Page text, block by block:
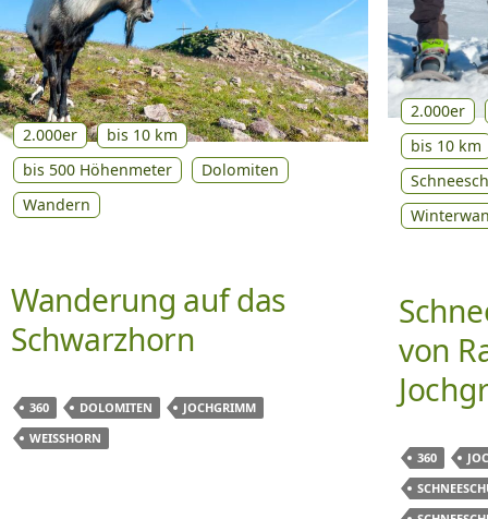
2.000er
bis 10 km
bis 500 Höhenmeter
Dolomiten
Wandern
Wanderung auf das
Schwarzhorn
360 DOLOMITEN
JOCHGRIMM
WEISSHORN
2.000er
bis 10 km
von
360